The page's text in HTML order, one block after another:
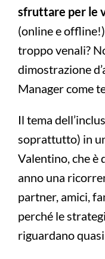
sfruttare per le
(online e
troppo venali?
dimostrazione
Manager come
Il tema
soprattutto) in
Valentino, che è
anno una
partner, amici,
perché le
riguardano